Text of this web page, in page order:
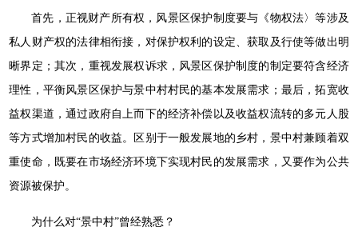
首先，正视财产所有权，风景区保护制度要与《物权法〉等涉及
私人财产权的法律相衔接，对保护权利的设定、获取及行使等做出明
晰界定；其次，重视发展权诉求，风景区保护制度的制定要符含经济
理性，平衡风景区保护与景中村村民的基本发展需求；最后，拓宽收
益权渠道，通过政府自上而下的经济补偿以及收益权流转的多元人股
等方式增加村民的收益。区别于一般发展地的乡村，景中村兼顾着双
重使命，既要在市场经济环境下实现村民的发展需求，又要作为公共
资源被保护。
为什么对“景中村”曾经熟悉？